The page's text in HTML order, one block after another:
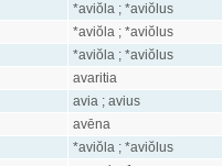
*aviŏla ; *aviŏlus
*aviŏla ; *aviŏlus
*aviŏla ; *aviŏlus
avaritia
avia ; avius
avēna
*aviŏla ; *aviŏlus